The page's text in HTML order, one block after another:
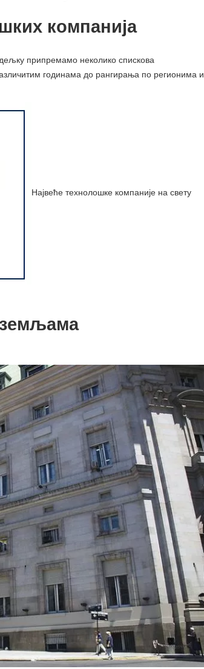
компанија
припремамо неколико спискова
годинама до рангирања по регионима и
Највеће технолошке компаније на свету